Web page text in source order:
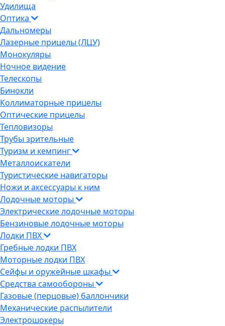
Удилища
Оптика
Дальномеры
Лазерные прицелы (ЛЦУ)
Монокуляры
Ночное видение
Телескопы
Бинокли
Коллиматорные прицелы
Оптические прицелы
Тепловизоры
Трубы зрительные
Туризм и кемпинг
Металлоискатели
Туристические навигаторы
Ножи и аксессуары к ним
Лодочные моторы
Электрические лодочные моторы
Бензиновые лодочные моторы
Лодки ПВХ
Гребные лодки ПВХ
Моторные лодки ПВХ
Сейфы и оружейные шкафы
Средства самообороны
Газовые (перцовые) баллончики
Механические распылители
Электрошокеры